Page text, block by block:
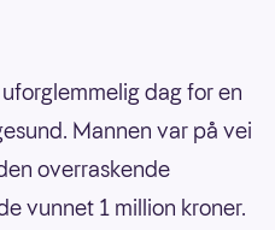
dag for en
Mannen var på vei
overraskende
vunnet 1 million kroner.